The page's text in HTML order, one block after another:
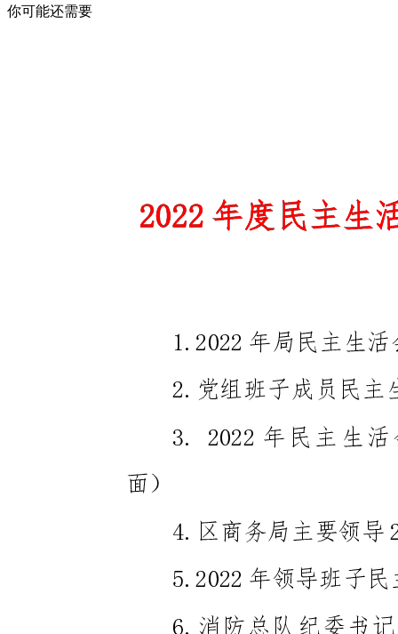
你可能还需要